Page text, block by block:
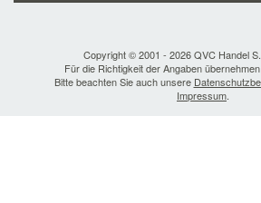
Copyright © 2001 - 2026 QVC Handel
Für die Richtigkeit der Angaben
Bitte beachten Sie auch unsere
Impressum.